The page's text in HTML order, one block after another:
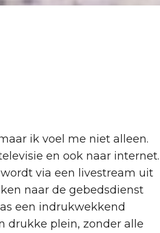
ik voel me niet alleen.
en ook naar internet.
via een livestream uit
naar de gebedsdienst
een indrukwekkend
drukke plein, zonder alle